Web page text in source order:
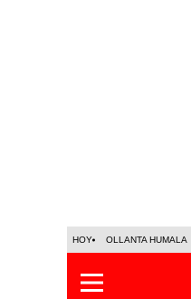
HOY OLLANTA HUMALA